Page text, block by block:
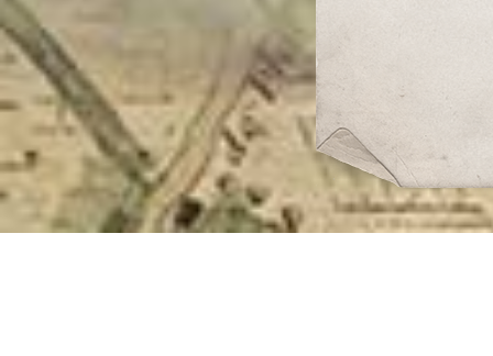
Tir I
Acrobatie II
As du vol
Combat